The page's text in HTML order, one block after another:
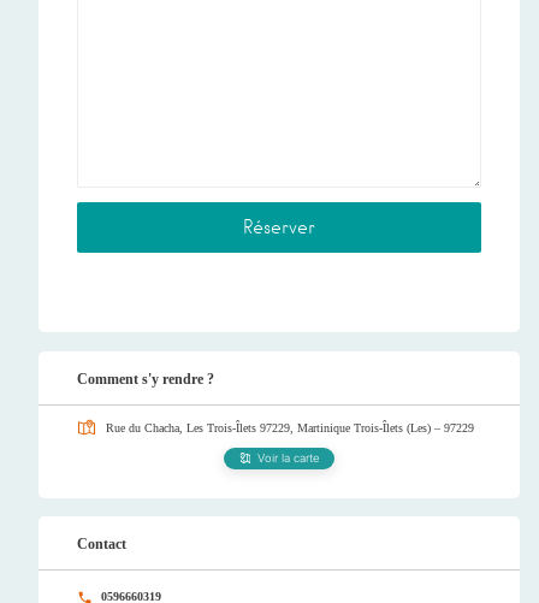
Comment s'y rendre ?
Rue du Chacha, Les Trois-Îlets 97229, Martinique Trois-Îlets (Les) – 97229
Voir la carte
Contact
0596660319